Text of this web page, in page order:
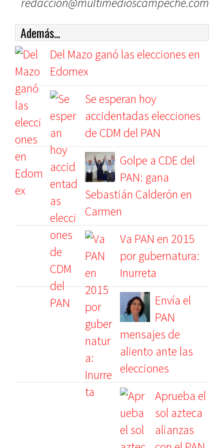
Además...
Del Mazo ganó las elecciones en
Edomex
Se esperan hoy
accidentadas elecciones
de CDM del PAN
Golpe a CDE del
PAN: gana
Sebastián Calderón en
Carmen
Va PAN en 2015
por gubernatura:
Inurreta
Envía el
PAN
mensajes de
aliento ante las
elecciones
Aprueba el
sol azteca
alianzas